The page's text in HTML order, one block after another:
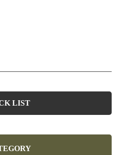
めに
LIST